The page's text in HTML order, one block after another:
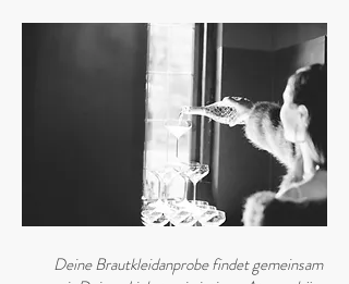
Deine Brautkleidanprobe findet gemeinsam